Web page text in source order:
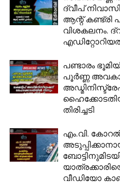
ദ്വീപ്
ആന്റ് കണ്ട്രി
വിശകലനം.
പണ്ടാരം
പൂർണ്ണ
തിരിച്ചടി
​എം.വി.
വീഡിയോ